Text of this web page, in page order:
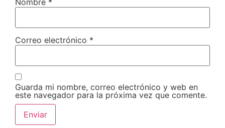
Correo electrónico *
Guarda mi nombre, correo electrónico y web en
este navegador para la próxima vez que comente.